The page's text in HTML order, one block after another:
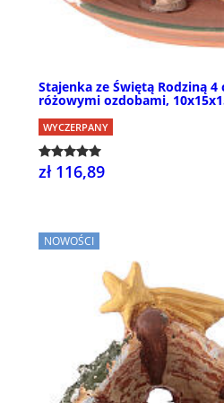
Stajenka ze Świętą Rodziną
różowymi ozdobami,
WYCZERPANY
zł 116,89
NOWOŚCI